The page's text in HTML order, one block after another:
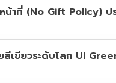
าที่ (No Gift Policy) ป
เขียวระดับโลก UI